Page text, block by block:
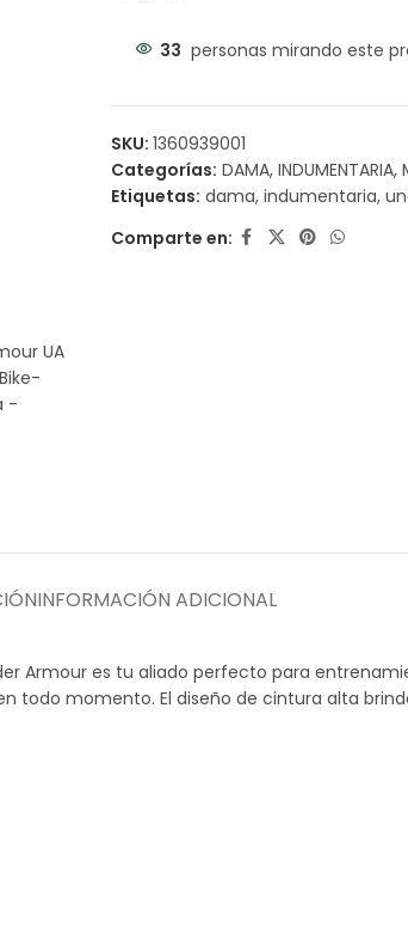
33 personas mirando este
SKU: 1360939001
Categorías: DAMA, INDUMENTARIA,
Etiquetas: dama, indumentaria,
Comparte en:
INFORMACIÓN ADICIONAL
Armour es tu aliado perfecto para
momento. El diseño de cintura alta